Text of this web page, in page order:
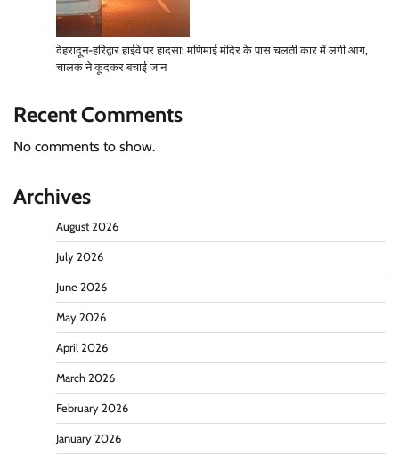
देहरादून-हरिद्वार हाईवे पर हादसा: मणिमाई मंदिर के पास चलती कार में लगी आग,
चालक ने कूदकर बचाई जान
Recent Comments
No comments to show.
Archives
August 2026
July 2026
June 2026
May 2026
April 2026
March 2026
February 2026
January 2026